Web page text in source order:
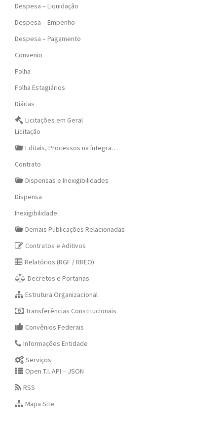
Despesa – Liquidação
Despesa – Empenho
Despesa – Pagamento
Convenio
Folha
Folha Estagiários
Diárias
Licitações em Geral
Licitação
Editais, Processos na íntegra…
Contrato
Dispensas e Inexigibilidades
Dispensa
Inexigibilidade
Demais Publicações Relacionadas
Contratos e Aditivos
Relatórios (RGF / RREO)
Decretos e Portarias
Estrutura Organizacional
Transferências Constitucionais
Convênios Federais
Informações Entidade
Serviços
Open T.I. API – JSON
RSS
Mapa Site